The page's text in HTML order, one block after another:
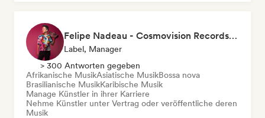
Felipe Nadeau - Cosmovision Records & Ritmos del Sur
Label, Manager
> 300 Antworten gegeben
Afrikanische MusikAsiatische MusikBossa nova
Brasilianische MusikKaribische Musik
Manage Künstler in ihrer Karriere
Nehme Künstler unter Vertrag oder veröffentliche deren
Musik